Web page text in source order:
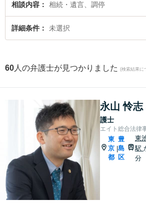
弁護士に相談したい』『遺産分割調停のトラブル解
士を検索したい』『初回相談無料で遺産分割調停を
弁護士に相談予約したい』などでお困りの相談者さ
相談内容 相続・遺言、調停
詳細条件 未選択
60 人の弁護士が見つかりました (検索結果に
永山 怜志
護士
エイト総合法律
東
京
都
|
豊
島
区
東
駅
分